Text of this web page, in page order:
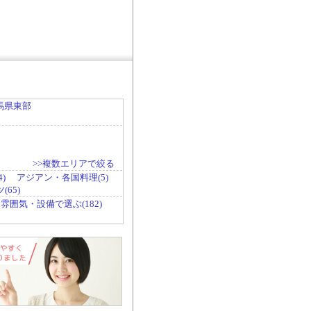
県東部
>>複数エリアで絞る
アジアン・各国料理(5)
(65)
雰囲気・設備で選ぶ(182)